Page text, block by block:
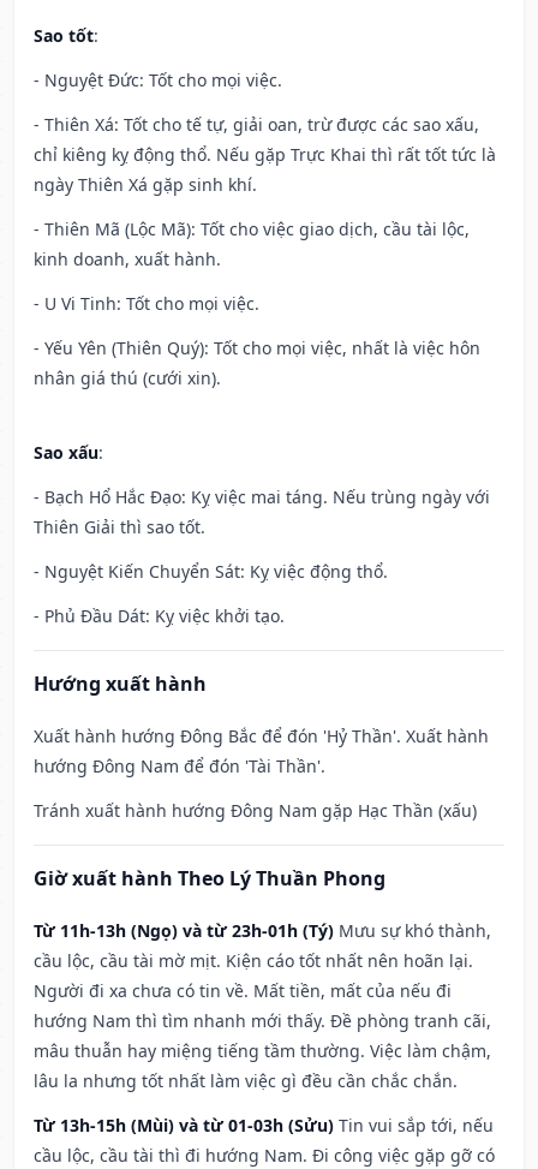
Sao tốt:
- Nguyệt Đức: Tốt cho mọi việc.
- Thiên Xá: Tốt cho tế tự, giải oan, trừ được các sao xấu,
chỉ kiêng kỵ động thổ. Nếu gặp Trực Khai thì rất tốt tức là
ngày Thiên Xá gặp sinh khí.
- Thiên Mã (Lộc Mã): Tốt cho việc giao dịch, cầu tài lộc,
kinh doanh, xuất hành.
- U Vi Tinh: Tốt cho mọi việc.
- Yếu Yên (Thiên Quý): Tốt cho mọi việc, nhất là việc hôn
nhân giá thú (cưới xin).
Sao xấu:
- Bạch Hổ Hắc Đạo: Kỵ việc mai táng. Nếu trùng ngày với
Thiên Giải thì sao tốt.
- Nguyệt Kiến Chuyển Sát: Kỵ việc động thổ.
- Phủ Đầu Dát: Kỵ việc khởi tạo.
Hướng xuất hành
Xuất hành hướng Đông Bắc để đón 'Hỷ Thần'. Xuất hành
hướng Đông Nam để đón 'Tài Thần'.
Tránh xuất hành hướng Đông Nam gặp Hạc Thần (xấu)
Giờ xuất hành Theo Lý Thuần Phong
Từ 11h-13h (Ngọ) và từ 23h-01h (Tý) Mưu sự khó thành,
cầu lộc, cầu tài mờ mịt. Kiện cáo tốt nhất nên hoãn lại.
Người đi xa chưa có tin về. Mất tiền, mất của nếu đi
hướng Nam thì tìm nhanh mới thấy. Đề phòng tranh cãi,
mâu thuẫn hay miệng tiếng tầm thường. Việc làm chậm,
lâu la nhưng tốt nhất làm việc gì đều cần chắc chắn.
Từ 13h-15h (Mùi) và từ 01-03h (Sửu) Tin vui sắp tới, nếu
cầu lộc, cầu tài thì đi hướng Nam. Đi công việc gặp gỡ có